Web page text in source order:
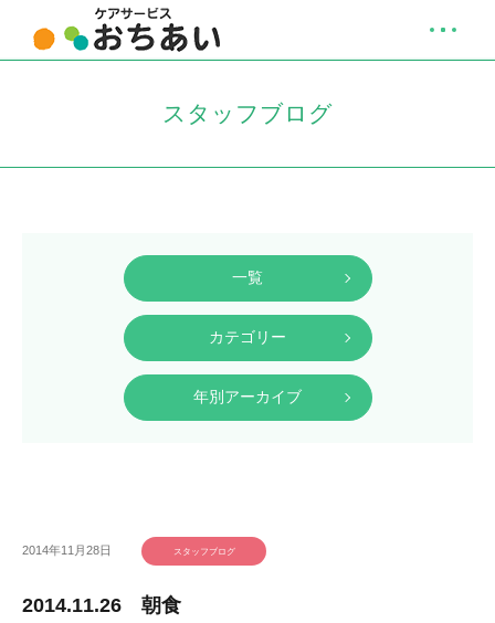
スタッフブログ
一覧
カテゴリー
年別アーカイブ
2014年11月28日 スタッフブログ
2014.11.26 朝食